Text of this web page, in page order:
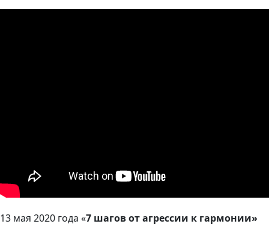
13 мая 2020 года «7 шагов от агрессии к гармонии»